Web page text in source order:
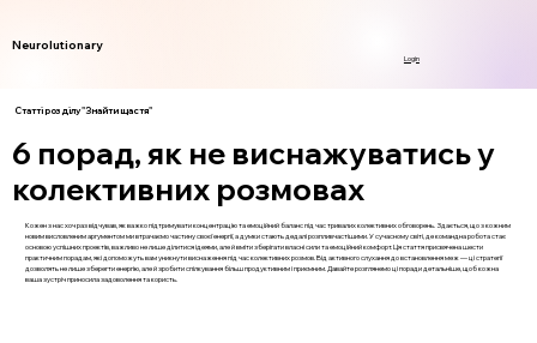
Neurolutionary
Login
Статті розділу "Знайти щастя"
6 порад, як не виснажуватись у
колективних розмовах
Кожен з нас хоч раз відчував, як важко підтримувати концентрацію та емоційний баланс під час тривалих колективних обговорень. Здається, що з кожним
новим висловленим аргументом ми втрачаємо частину своєї енергії, а думки стають дедалі розпливчастішими. У сучасному світі, де командна робота стає
основою успішних проектів, важливо не лише ділитися ідеями, але й вміти зберігати власні сили та емоційний комфорт. Ця стаття присвячена шести
практичним порадам, які допоможуть вам уникнути виснаження під час колективних розмов. Від активного слухання до встановлення меж — ці стратегії
дозволять не лише зберегти енергію, але й зробити спілкування більш продуктивним і приємним. Давайте розглянемо ці поради детальніше, щоб кожна
ваша зустріч приносила задоволення та користь.